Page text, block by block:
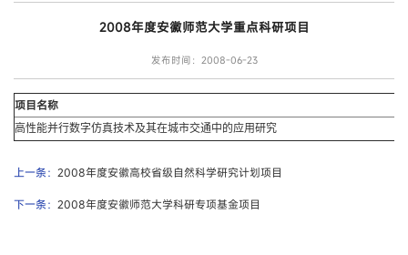
2008年度安徽师范大学重点科研项目
发布时间：2008-06-23
项目名称
高性能并行数字仿真技术及其在城市交通中的应用研究
上一条： 2008年度安徽高校省级自然科学研究计划项目
下一条： 2008年度安徽师范大学科研专项基金项目